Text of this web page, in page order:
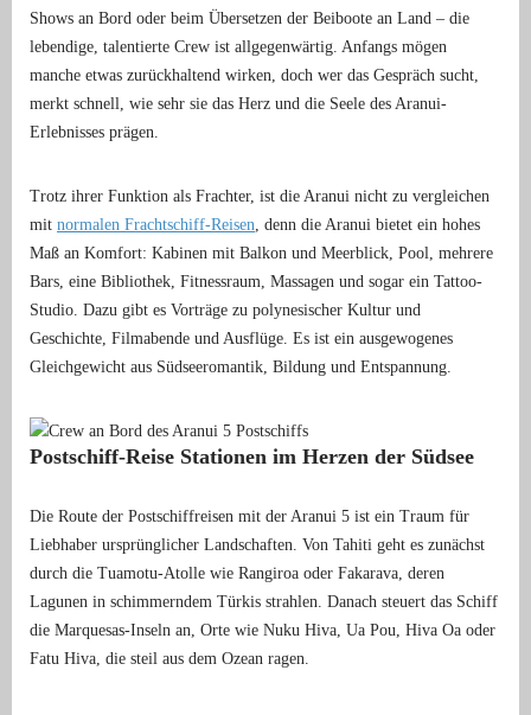
Shows an Bord oder beim Übersetzen der Beiboote an Land – die
lebendige, talentierte Crew ist allgegenwärtig. Anfangs mögen
manche etwas zurückhaltend wirken, doch wer das Gespräch sucht,
merkt schnell, wie sehr sie das Herz und die Seele des Aranui-
Erlebnisses prägen.
Trotz ihrer Funktion als Frachter, ist die Aranui nicht zu vergleichen
mit normalen Frachtschiff-Reisen , denn die Aranui bietet ein hohes
Maß an Komfort: Kabinen mit Balkon und Meerblick, Pool, mehrere
Bars, eine Bibliothek, Fitnessraum, Massagen und sogar ein Tattoo-
Studio. Dazu gibt es Vorträge zu polynesischer Kultur und
Geschichte, Filmabende und Ausflüge. Es ist ein ausgewogenes
Gleichgewicht aus Südseeromantik, Bildung und Entspannung.
Postschiff-Reise Stationen im Herzen der Südsee
Die Route der Postschiffreisen mit der Aranui 5 ist ein Traum für
Liebhaber ursprünglicher Landschaften. Von Tahiti geht es zunächst
durch die Tuamotu-Atolle wie Rangiroa oder Fakarava, deren
Lagunen in schimmerndem Türkis strahlen. Danach steuert das Schiff
die Marquesas-Inseln an, Orte wie Nuku Hiva, Ua Pou, Hiva Oa oder
Fatu Hiva, die steil aus dem Ozean ragen.